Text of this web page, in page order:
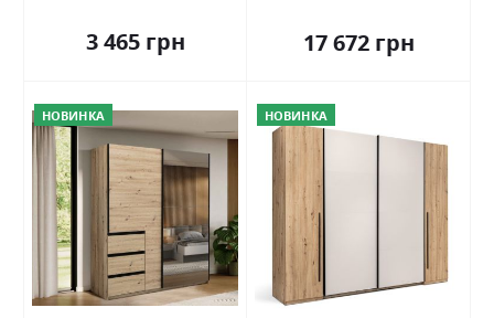
3 465 грн 17 672 грн
НОВИНКА НОВИНКА